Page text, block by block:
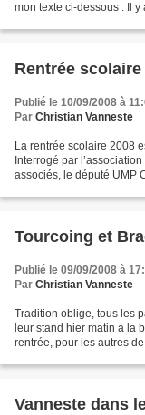
mon texte ci-dessous : Il
Rentrée
Publié le 10/09/2008 à
Par Christian Vanneste
La rentrée scolaire 2008
Interrogé par
associés, le député UMP
Tourcoing et
Publié le 09/09/2008 à
Par Christian Vanneste
Tradition oblige, tous les
leur stand hier matin à la
rentrée, pour les autres
Vanneste dans